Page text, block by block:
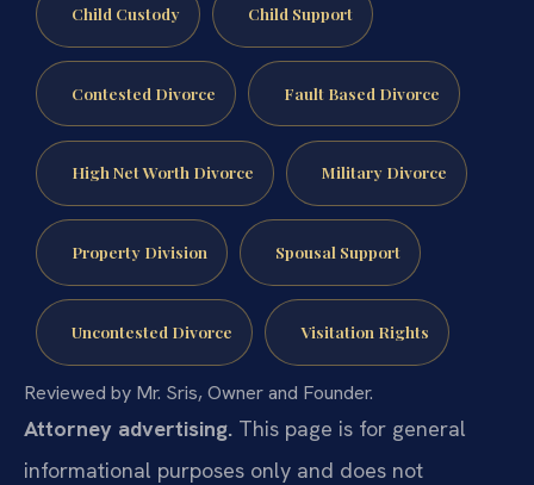
Child Custody Child Support
Contested Divorce Fault Based Divorce
High Net Worth Divorce Military Divorce
Property Division Spousal Support
Uncontested Divorce Visitation Rights
Reviewed by Mr. Sris, Owner and Founder.
Attorney advertising. This page is for general
informational purposes only and does not